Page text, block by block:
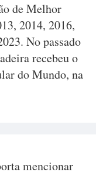
de Melhor
2014, 2016,
No passado
recebeu o
do Mundo, na
mencionar